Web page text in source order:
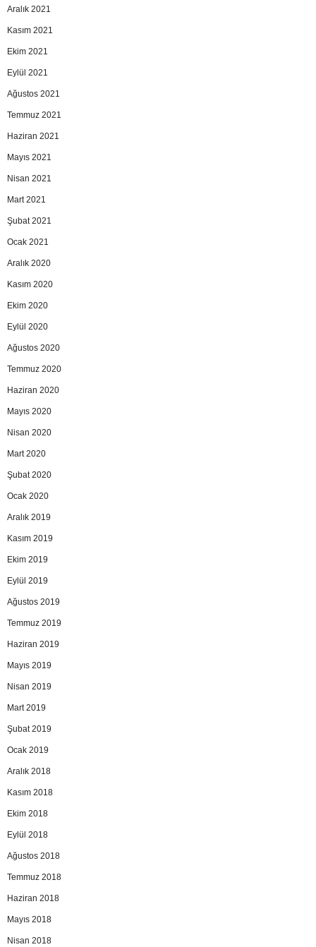
Aralık 2021
Kasım 2021
Ekim 2021
Eylül 2021
Ağustos 2021
Temmuz 2021
Haziran 2021
Mayıs 2021
Nisan 2021
Mart 2021
Şubat 2021
Ocak 2021
Aralık 2020
Kasım 2020
Ekim 2020
Eylül 2020
Ağustos 2020
Temmuz 2020
Haziran 2020
Mayıs 2020
Nisan 2020
Mart 2020
Şubat 2020
Ocak 2020
Aralık 2019
Kasım 2019
Ekim 2019
Eylül 2019
Ağustos 2019
Temmuz 2019
Haziran 2019
Mayıs 2019
Nisan 2019
Mart 2019
Şubat 2019
Ocak 2019
Aralık 2018
Kasım 2018
Ekim 2018
Eylül 2018
Ağustos 2018
Temmuz 2018
Haziran 2018
Mayıs 2018
Nisan 2018